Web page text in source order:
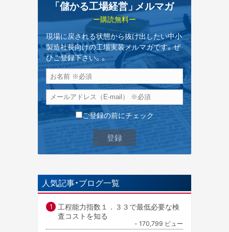
「儲かる工場経営」 メルマガ
ー購読無料ー
現場に戻される状態から抜け出したい中小
製造社長向けの工場実装メルマガです。ぜ
ひご登録下さい。。
ご登録の前にチェック
人気記事・ブログ一覧
工程能力指数１．３３で最低必要な検
査コストを知る
- 170,799 ビュー